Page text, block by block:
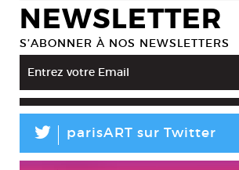
NEWSLETTER
S’ABONNER À NOS NEWSLETTERS
L parisART sur Twitter